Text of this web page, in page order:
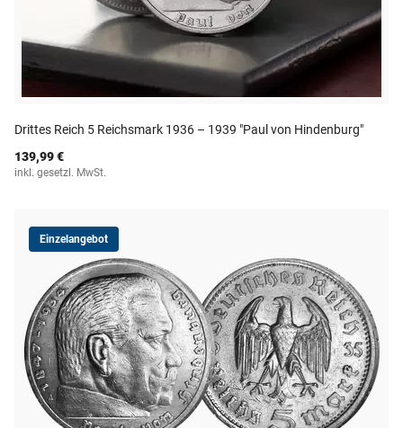
Drittes Reich 5 Reichsmark 1936 – 1939 "Paul von Hindenburg"
139,99 €
inkl. gesetzl. MwSt.
Einzelangebot